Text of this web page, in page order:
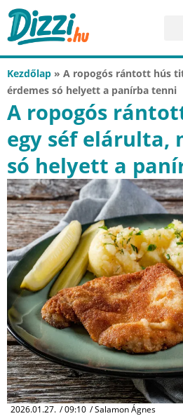
Kezdőlap » A ropogós rántott hús
érdemes só helyett a panírba tenni
A ropogós
egy séf elárulta,
só helyett a
2026.01.27. /09:10 /Salamon Ágnes